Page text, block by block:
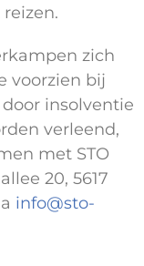
zich
voorzien bij
insolventie
verleend,
met STO
20, 5617
info@sto-